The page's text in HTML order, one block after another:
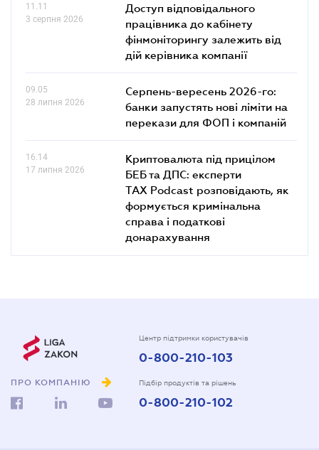
11.11
3 серпня 2026
Доступ відповідального
працівника до кабінету
фінмоніторингу залежить від
дій керівника компанії
09.05
28 липня 2026
Серпень-вересень 2026-го:
банки запустять нові ліміти на
перекази для ФОП і компаній
16.14
17 липня 2026
Криптовалюта під прицілом
БЕБ та ДПС: експерти
TAX Podcast розповідають, як
формується кримінальна
справа і податкові
донарахування
ПРО КОМПАНІЮ
Центр підтримки користувачів
0-800-210-103
Підбір продуктів та рішень
0-800-210-102